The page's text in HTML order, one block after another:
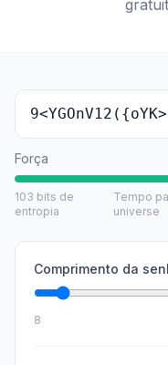
Força
103 bits de
entropia
Tempo
universe
Comprimento da
8